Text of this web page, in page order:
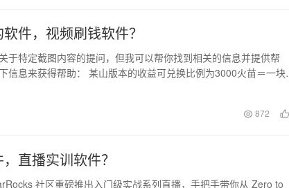
件，视频刷钱软件？
于特定截图内容的提问，但我可以帮你找到相关的信息并提供帮
信息来获得帮助： 某山版本的收益可兑换比例为3000火苗＝一块
872
直播实训软件？
社区重磅推出入门级实战系列直播，手把手带你从 Zero to